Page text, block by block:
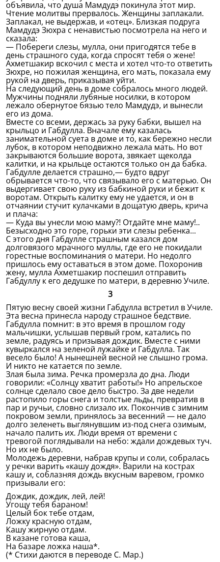
объявила, что душа Мамдудэ покинула этот мир.
Чтение молитвы прервалось. Женщины заплакали.
Заплакал, не выдержав, и «отец». Близкая подруга
Мамдудэ Зюхра с ненавистью посмотрела на него и
сказала:
— Побереги слезы, мулла, они пригодятся тебе в
день страшного суда, когда спросят тебя о жене!
Ахметшакир вскочил с места и хотел что-то ответить
Зюхре, но пожилая женщина, его мать, показала ему
рукой на дверь, приказывая уйти.
На следующий день в доме собралось много людей.
Мужчины подняли лубяные носилки, в котором
лежало обернутое бязью тело Мамдудэ, и вынесли
его из дома.
Вместе со всеми, держась за руку бабки, вышел на
крыльцо и Габдулла. Вначале ему казалась
занимательной суета в доме и то, как бережно несли
лубок, в котором неподвижно лежала мать. Но вот
закрываются большие ворота, звякает щеколда
калитки, и на крыльце остаются только он да бабка.
Габдулле делается страшно,— будто вдруг
обрывается что-то, что связывало его с матерью. Он
выдергивает свою руку из бабкиной руки и бежит к
воротам. Открыть калитку ему не удается, и он в
отчаянии стучит кулачками в дощатую дверь, крича
и плача:
— Куда вы унесли мою маму?! Отдайте мне маму!..
Безысходно это горе, горьки эти слезы ребенка...
С этого дня Габдулле страшным казался дом
долговязого мрачного муллы, где его не покидали
горестные воспоминания о матери. Но недолго
пришлось ему оставаться в этом доме. Похоронив
жену, мулла Ахметшакир поспешил отправить
Габдуллу к его дедушке по матери, в деревню Училе.
3
Пятую весну своей жизни Габдулла встретил в Училе.
Эта весна принесла народу страшное бедствие.
Габдулла помнит: в это время в прошлом году
мальчишки, услышав первый гром, катались по
земле, радуясь и призывая дождик. Вместе с ними
кувыркался на зеленой лужайке и Габдулла. Так
весело было! А нынешней весной не слышно грома.
И никто не катается по земле.
Злая была зима. Речка промерзла до дна. Люди
говорили: «Солнцу хватит работы!» Но апрельское
солнце сделало свое дело быстро. За две недели
растопило горы снега и толстые льды, превратив в
пар и ручьи, словно слизало их. Покончив с зимним
покровом земли, принялось за весенний — не дало
долго зеленеть выглянувшим из-под снега озимым,
начало палить их. Люди время от времени с
тревогой поглядывали на небо: ждали дождевых туч.
Но их не было.
Молодежь деревни, набрав крупы и соли, собралась
у речки варить «кашу дождя». Варили на кострах
кашу и, соблазняя дождь вкусным варевом, громко
призывали его:
Дождик, дождик, лей, лей!
Угощу тебя бараном!
Целый бок тебе отдам,
Ложку красную отдам,
Кашу жирную отдам.
В казане готова каша,
На базаре ложка наша*.
(* Стихи даются в переводе С. Мар.)